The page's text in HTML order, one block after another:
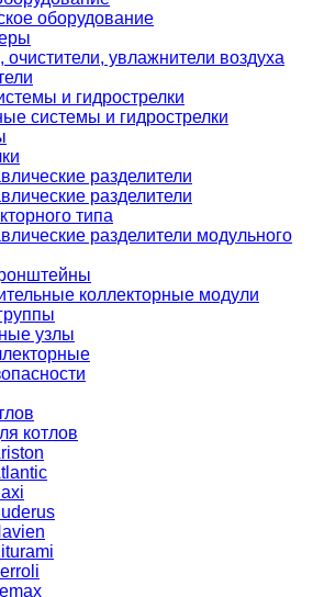
оборудование
увлажнители воздуха
и гидрострелки
системы и гидрострелки
разделители
разделители
типа
разделители модульного
коллекторные модули
узлы
котлов